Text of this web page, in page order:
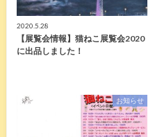
2020.5.28
【展覧会情報】猫ねこ展覧会2020
に出品しました！
お知らせ